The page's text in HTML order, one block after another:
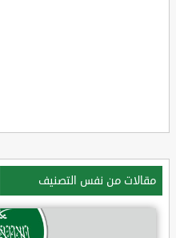
مقالات من نفس التصنيف